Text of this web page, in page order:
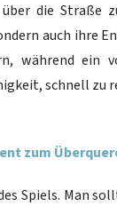
die Straße
auch ihre
während ein
schnell zu
zum
Spiels. Man